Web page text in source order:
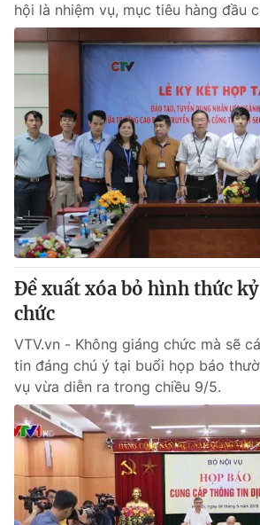
hội là nhiệm vụ, mục tiêu hàng đầu
Đề xuất xóa bỏ hình thức
chức
VTV.vn - Không giáng chức mà sẽ
tin đáng chú ý tại buổi họp báo
vụ vừa diễn ra trong chiều 9/5.